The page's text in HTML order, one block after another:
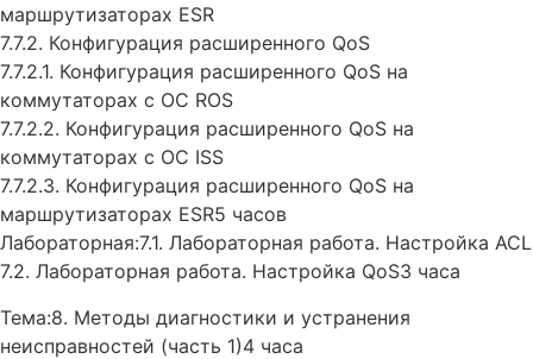
маршрутизаторах ESR
7.7.2. Конфигурация расширенного QoS
7.7.2.1. Конфигурация расширенного QoS на
коммутаторах с ОС ROS
7.7.2.2. Конфигурация расширенного QoS на
коммутаторах с ОС ISS
7.7.2.3. Конфигурация расширенного QoS на
маршрутизаторах ESR5 часов
Лабораторная:7.1. Лабораторная работа. Настройка ACL
7.2. Лабораторная работа. Настройка QoS3 часа
Тема:8. Методы диагностики и устранения
неисправностей (часть 1)4 часа